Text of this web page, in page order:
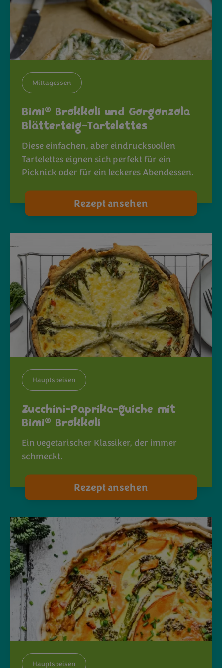
Mittagessen
Bimi® Brokkoli und Gorgonzola
Blätterteig-Tartelettes
Diese einfachen, aber eindrucksvollen
Tartelettes eignen sich perfekt für ein
Picknick oder für ein leckeres Abendessen.
Rezept ansehen
Hauptspeisen
Zucchini-Paprika-Quiche mit
Bimi® Brokkoli
Ein vegetarischer Klassiker, der immer
schmeckt.
Rezept ansehen
Hauptspeisen